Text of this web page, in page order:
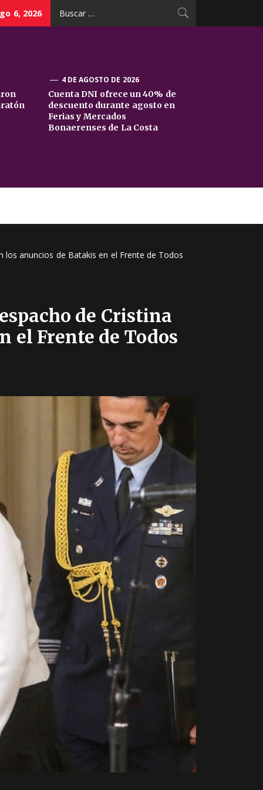
6, 2026
4 DE AGOSTO DE 2026
Cuenta DNI ofrece un 40% de
descuento durante agosto en
Ferias y Mercados
Bonaerenses de La Costa
los anuncios de Batakis en el Frente de Todos
de Cristina
el Frente de Todos